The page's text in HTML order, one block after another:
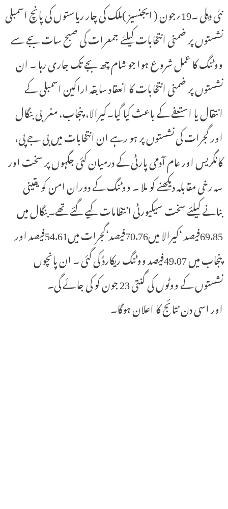
نئی دہلی ۔19؍جون ( ایجنسیز )ملک کی چار ریاستوں کی پانچ اسمبلی
نشستوں پر ضمنی انتخابات کیلئے جمعرات کی صبح سات بجے سے
ووٹنگ کا عمل شروع ہوا جو شام چھ بجے تک جاری رہا ۔ ان
نشستوں پر ضمنی انتخابات کا انعقاد سابقہ اراکین اسمبلی کے
انتقال یا استعفے کے باعث کیا گیا۔کیرالا، پنجاب، مغربی بنگال
اور گجرات کی نشستوں پر ہو رہے ان انتخابات میں بی جے پی،
کانگریس اور عام آدمی پارٹی کے درمیان کئی جگہوں پر سخت اور
سہ رخی مقابلہ دیکھنے کو ملا ۔ ووٹنگ کے دوران امن کو یقینی
بنانے کیلئے سخت سیکیورٹی انتظامات کیے گئے تھے۔بنگال میں
69.85فیصد ‘کیرالا میں70.76فیصد‘گجرات میں54.61فیصد اور
پنجاب میں 49.07فیصد ووٹنگ ریکارڈ کی گئی ۔ ان پانچوں
نشستوں کے ووٹوں کی گنتی 23 جون کو کی جائے گی۔
اور اسی دن نتائج کا اعلان ہوگا۔